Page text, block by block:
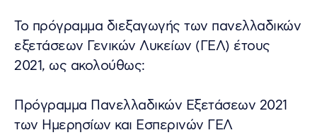
Το πρόγραμμα διεξαγωγής των πανελλαδικών
εξετάσεων Γενικών Λυκείων (ΓΕΛ) έτους
2021, ως ακολούθως:
Πρόγραμμα Πανελλαδικών Εξετάσεων 2021
των Ημερησίων και Εσπερινών ΓΕΛ